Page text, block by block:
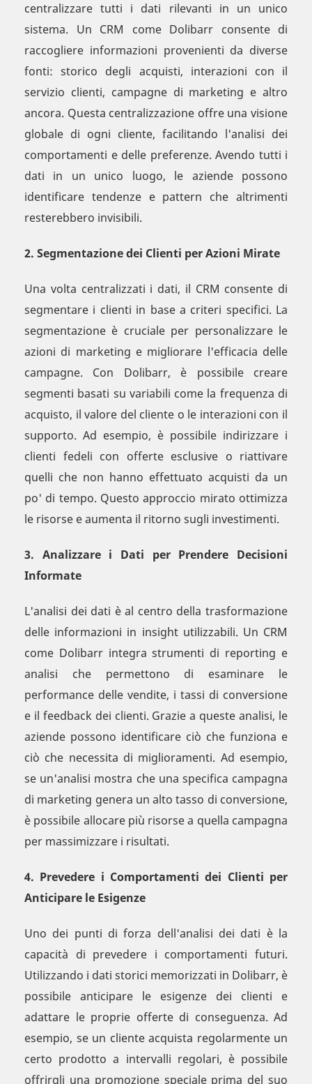
centralizzare tutti i dati rilevanti in un unico
sistema. Un CRM come Dolibarr consente di
raccogliere informazioni provenienti da diverse
fonti: storico degli acquisti, interazioni con il
servizio clienti, campagne di marketing e altro
ancora. Questa centralizzazione offre una visione
globale di ogni cliente, facilitando l'analisi dei
comportamenti e delle preferenze. Avendo tutti i
dati in un unico luogo, le aziende possono
identificare tendenze e pattern che altrimenti
resterebbero invisibili.
2. Segmentazione dei Clienti per Azioni Mirate
Una volta centralizzati i dati, il CRM consente di
segmentare i clienti in base a criteri specifici. La
segmentazione è cruciale per personalizzare le
azioni di marketing e migliorare l'efficacia delle
campagne. Con Dolibarr, è possibile creare
segmenti basati su variabili come la frequenza di
acquisto, il valore del cliente o le interazioni con il
supporto. Ad esempio, è possibile indirizzare i
clienti fedeli con offerte esclusive o riattivare
quelli che non hanno effettuato acquisti da un
po' di tempo. Questo approccio mirato ottimizza
le risorse e aumenta il ritorno sugli investimenti.
3. Analizzare i Dati per Prendere Decisioni
Informate
L'analisi dei dati è al centro della trasformazione
delle informazioni in insight utilizzabili. Un CRM
come Dolibarr integra strumenti di reporting e
analisi che permettono di esaminare le
performance delle vendite, i tassi di conversione
e il feedback dei clienti. Grazie a queste analisi, le
aziende possono identificare ciò che funziona e
ciò che necessita di miglioramenti. Ad esempio,
se un'analisi mostra che una specifica campagna
di marketing genera un alto tasso di conversione,
è possibile allocare più risorse a quella campagna
per massimizzare i risultati.
4. Prevedere i Comportamenti dei Clienti per
Anticipare le Esigenze
Uno dei punti di forza dell'analisi dei dati è la
capacità di prevedere i comportamenti futuri.
Utilizzando i dati storici memorizzati in Dolibarr, è
possibile anticipare le esigenze dei clienti e
adattare le proprie offerte di conseguenza. Ad
esempio, se un cliente acquista regolarmente un
certo prodotto a intervalli regolari, è possibile
offrirgli una promozione speciale prima del suo